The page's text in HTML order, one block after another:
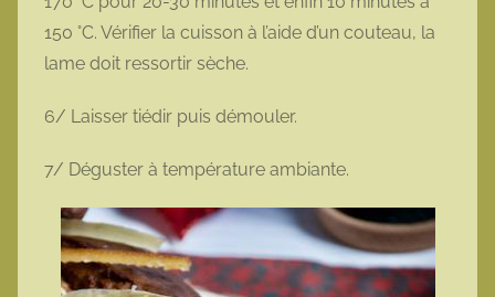
150 °C. Vérifier la cuisson à l’aide d’un couteau, la
lame doit ressortir sèche.
6/ Laisser tiédir puis démouler.
7/ Déguster à température ambiante.